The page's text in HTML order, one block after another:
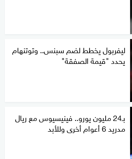
ليفربول يخطط لضم سبنس.. وتوتنهام
يحدد "قيمة الصفقة"
بـ24 مليون يورو.. فينيسيوس مع ريال
مدريد 6 أعوام أخرى وللأبد